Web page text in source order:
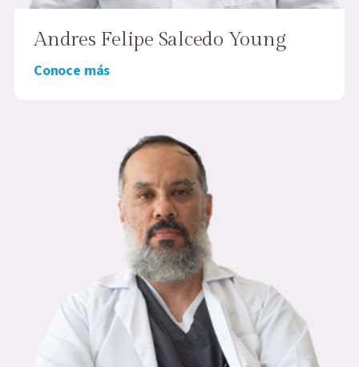
Andres Felipe Salcedo Young
Conoce más